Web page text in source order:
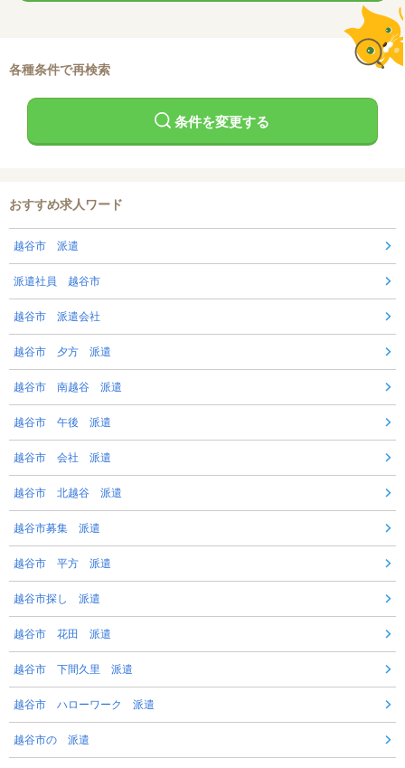
各種条件で再検索
条件を変更する
おすすめ求人ワード
越谷市 派遣
派遣社員 越谷市
越谷市 派遣会社
越谷市 夕方 派遣
越谷市 南越谷 派遣
越谷市 午後 派遣
越谷市 会社 派遣
越谷市 北越谷 派遣
越谷市募集 派遣
越谷市 平方 派遣
越谷市探し 派遣
越谷市 花田 派遣
越谷市 下間久里 派遣
越谷市 ハローワーク 派遣
越谷市の 派遣